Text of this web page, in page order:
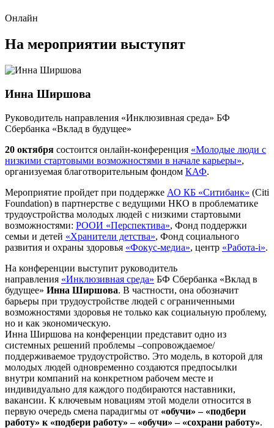
Онлайн
На мероприятии выступят
Инна Ширшова
Руководитель направления «Инклюзивная среда» БФ
Сбербанка «Вклад в будущее»
20 октября состоится онлайн-конференция «Молодые люди с
низкими стартовыми возможностями в начале карьеры»,
организуемая благотворительным фондом КАФ.
Мероприятие пройдет при поддержке АО КБ «Ситибанк» (Citi
Foundation) в партнерстве с ведущими НКО в проблематике
трудоустройства молодых людей с низкими стартовыми
возможностями: РООИ «Перспектива», Фонд поддержки
семьи и детей «Хранители детства», Фонд социального
развития и охраны здоровья «Фокус-медиа», центр «Работа-i».
На конференции выступит руководитель
направления «Инклюзивная среда» БФ Сбербанка «Вклад в
будущее» Инна Ширшова. В частности, она обозначит
барьеры при трудоустройстве людей с ограниченными
возможностями здоровья не только как социальную проблему,
но и как экономическую.
Инна Ширшова на конференции представит одно из
системных решений проблемы –сопровождаемое/
поддерживаемое трудоустройство. Это модель, в которой для
молодых людей одновременно создаются предпосылки
внутри компаний на конкретном рабочем месте и
индивидуально для каждого подбираются наставники,
вакансии. К ключевым новациям этой модели относится в
первую очередь смена парадигмы от «обучи» – «подбери
работу» к «подбери работу» – «обучи» – «сохрани работу».